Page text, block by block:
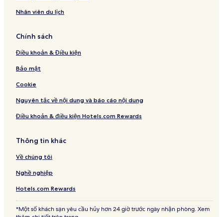
Nhân viên du lịch
Chính sách
Điều khoản & Điều kiện
Bảo mật
Cookie
Nguyên tắc về nội dung và báo cáo nội dung
Điều khoản & điều kiện Hotels.com Rewards
Thông tin khác
Về chúng tôi
Nghề nghiệp
Hotels.com Rewards
*Một số khách sạn yêu cầu hủy hơn 24 giờ trước ngày nhận phòng. Xem